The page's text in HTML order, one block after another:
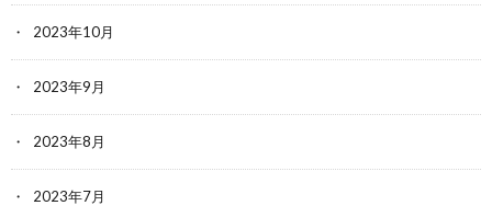
2023年10月
2023年9月
2023年8月
2023年7月